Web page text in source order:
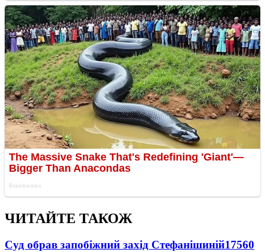
ЧИТАЙТЕ ТАКОЖ
Суд обрав запобіжний захід Стефанішиній17560